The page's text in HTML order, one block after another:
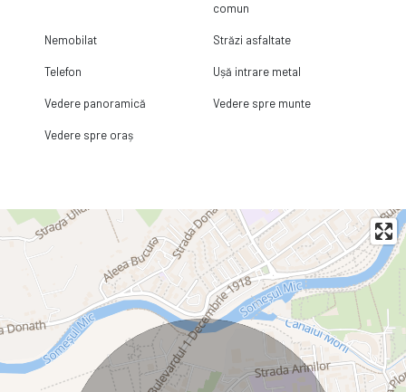
comun
Nemobilat Străzi asfaltate
Telefon Ușă intrare metal
Vedere panoramică Vedere spre munte
Vedere spre oraș